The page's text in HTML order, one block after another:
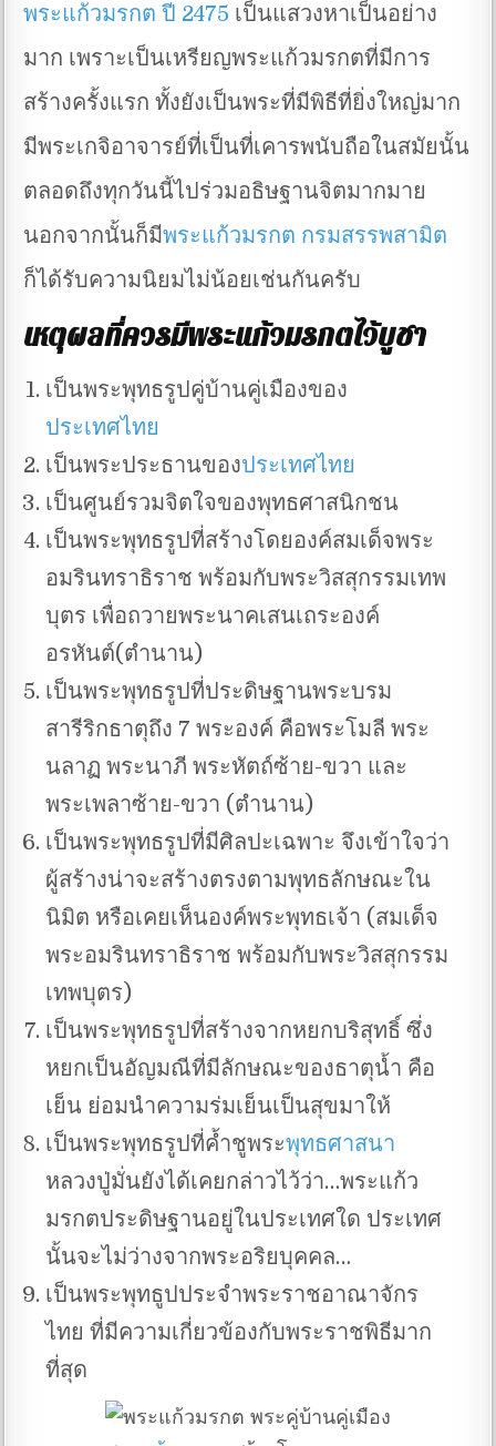
พระแก้วมรกต ปี 2475 เป็นแสวงหาเป็นอย่าง
มาก เพราะเป็นเหรียญพระแก้วมรกตที่มีการ
สร้างครั้งแรก ทั้งยังเป็นพระที่มีพิธีที่ยิ่งใหญ่มาก
มีพระเกจิอาจารย์ที่เป็นที่เคารพนับถือในสมัยนั้น
ตลอดถึงทุกวันนี้ไปร่วมอธิษฐานจิตมากมาย
นอกจากนั้นก็มีพระแก้วมรกต กรมสรรพสามิต
ก็ได้รับความนิยมไม่น้อยเช่นกันครับ
เหตุผลที่ควรมีพระแก้วมรกตไว้บูชา
เป็นพระพุทธรูปคู่บ้านคู่เมืองของ
ประเทศไทย
เป็นพระประธานของประเทศไทย
เป็นศูนย์รวมจิตใจของพุทธศาสนิกชน
เป็นพระพุทธรูปที่สร้างโดยองค์สมเด็จพระ
อมรินทราธิราช พร้อมกับพระวิสสุกรรมเทพ
บุตร เพื่อถวายพระนาคเสนเถระองค์
อรหันต์(ตำนาน)
เป็นพระพุทธรูปที่ประดิษฐานพระบรม
สารีริกธาตุถึง 7 พระองค์ คือพระโมลี พระ
นลาฏ พระนาภี พระหัตถ์ซ้าย-ขวา และ
พระเพลาซ้าย-ขวา (ตำนาน)
เป็นพระพุทธรูปที่มีศิลปะเฉพาะ จึงเข้าใจว่า
ผู้สร้างน่าจะสร้างตรงตามพุทธลักษณะใน
นิมิต หรือเคยเห็นองค์พระพุทธเจ้า (สมเด็จ
พระอมรินทราธิราช พร้อมกับพระวิสสุกรรม
เทพบุตร)
เป็นพระพุทธรูปที่สร้างจากหยกบริสุทธิ์ ซึ่ง
หยกเป็นอัญมณีที่มีลักษณะของธาตุน้ำ คือ
เย็น ย่อมนำความร่มเย็นเป็นสุขมาให้
เป็นพระพุทธรูปที่ค้ำชูพระพุทธศาสนา
หลวงปู่มั่นยังได้เคยกล่าวไว้ว่า…พระแก้ว
มรกตประดิษฐานอยู่ในประเทศใด ประเทศ
นั้นจะไม่ว่างจากพระอริยบุคคล…
เป็นพระพุทธูปประจำพระราชอาณาจักร
ไทย ที่มีความเกี่ยวข้องกับพระราชพิธีมาก
ที่สุด